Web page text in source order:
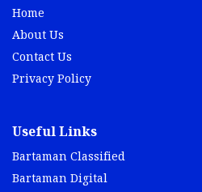
Home
About Us
Contact Us
Privacy Policy
Useful Links
Bartaman Classified
Bartaman Digital